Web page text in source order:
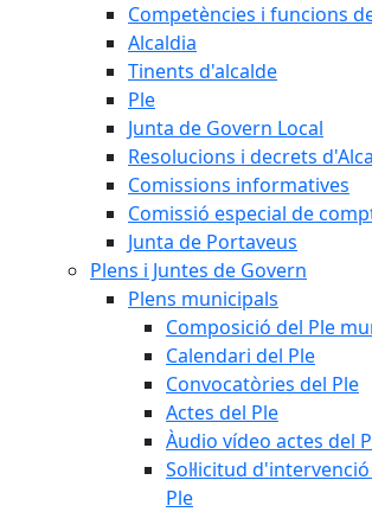
Competències i funcions
Alcaldia
Tinents d'alcalde
Ple
Junta de Govern Local
Resolucions i decrets
Comissions informatives
Comissió especial de
Junta de Portaveus
Plens i Juntes de Govern
Plens municipals
Composició del Ple
Calendari del Ple
Convocatòries del Ple
Actes del Ple
Àudio vídeo actes del
Sol·licitud
Ple